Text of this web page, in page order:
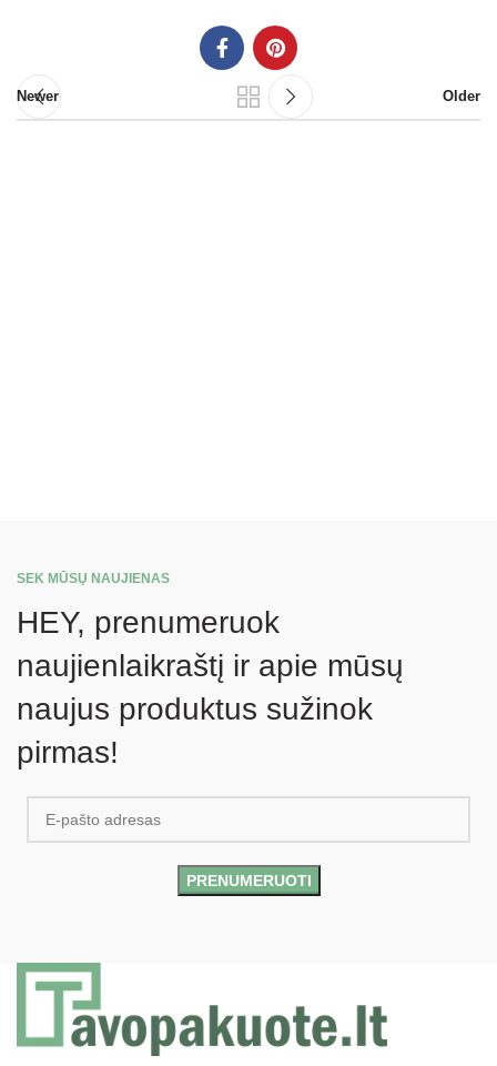
Newer Older
SEK MŪSŲ NAUJIENAS
HEY, prenumeruok
naujienlaikraštį ir apie mūsų
naujus produktus sužinok
pirmas!